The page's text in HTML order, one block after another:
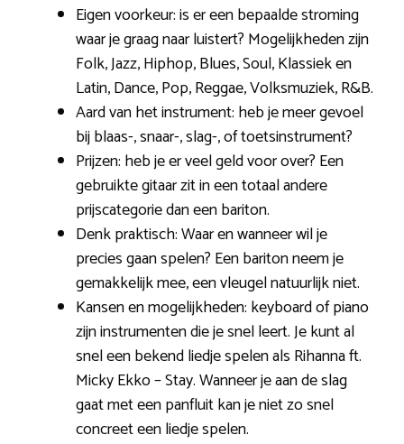
Eigen voorkeur: is er een bepaalde stroming
waar je graag naar luistert? Mogelijkheden zijn
Folk, Jazz, Hiphop, Blues, Soul, Klassiek en
Latin, Dance, Pop, Reggae, Volksmuziek, R&B.
Aard van het instrument: heb je meer gevoel
bij blaas-, snaar-, slag-, of toetsinstrument?
Prijzen: heb je er veel geld voor over? Een
gebruikte gitaar zit in een totaal andere
prijscategorie dan een bariton.
Denk praktisch: Waar en wanneer wil je
precies gaan spelen? Een bariton neem je
gemakkelijk mee, een vleugel natuurlijk niet.
Kansen en mogelijkheden: keyboard of piano
zijn instrumenten die je snel leert. Je kunt al
snel een bekend liedje spelen als Rihanna ft.
Micky Ekko – Stay. Wanneer je aan de slag
gaat met een panfluit kan je niet zo snel
concreet een liedje spelen.